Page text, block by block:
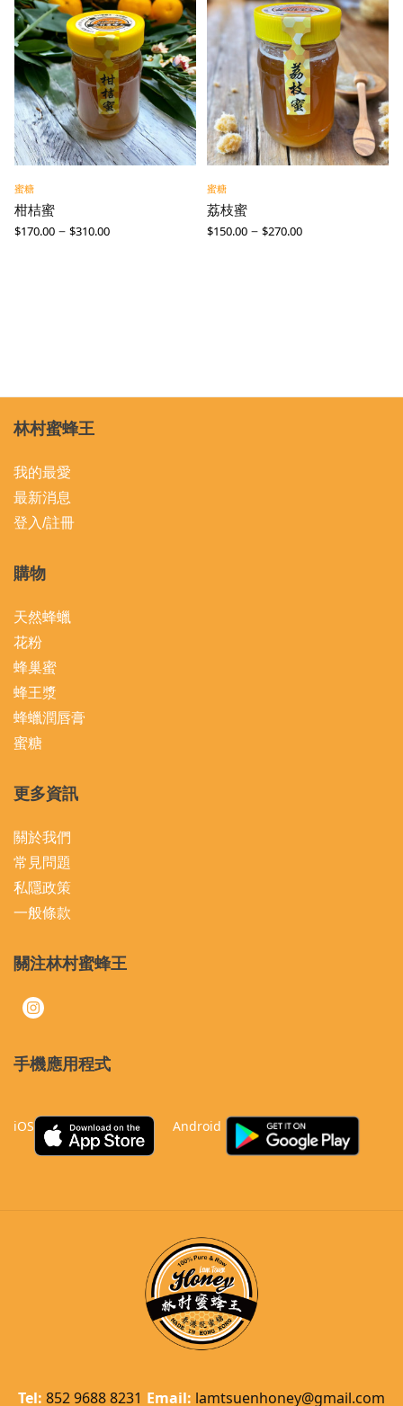
蜜糖
柑桔蜜
$170.00 – $310.00
蜜糖
荔枝蜜
$150.00 – $270.00
林村蜜蜂王
我的最愛
最新消息
登入/註冊
購物
天然蜂蠟
花粉
蜂巢蜜
蜂王漿
蜂蠟潤唇膏
蜜糖
更多資訊
關於我們
常見問題
私隱政策
一般條款
關注林村蜜蜂王
手機應用程式
iOS Android
Tel:852 9688 8231 Email: lamtsuenhoney@gmail.com